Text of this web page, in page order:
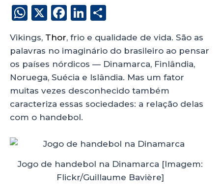
W
a
ts
A
p
p
X
F
c
e
b
o
o
k
Li
k
e
dI
n
a
re
Vikings, Thor, frio e qualidade de vida. São as
palavras no imaginário do brasileiro ao pensar
os países nórdicos — Dinamarca, Finlândia,
Noruega, Suécia e Islândia. Mas um fator
muitas vezes desconhecido também
caracteriza essas sociedades: a relação delas
com o handebol.
Jogo de handebol na Dinamarca [Imagem:
Flickr/Guillaume Bavière]